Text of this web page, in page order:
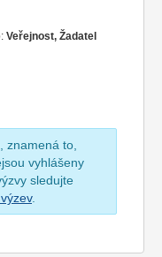
Veřejnost, Žadatel
znamená to,
vyhlášeny
sledujte
.